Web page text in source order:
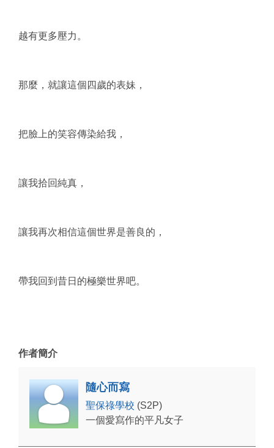
越有更多壓力。
那麼，就讓這個四歲的表妹，
把臉上的笑容傳染給我，
讓我拾回純真，
讓我再次相信這個世界是善良的，
帶我回到昔日的極樂世界吧。
作者簡介
隨心而寫
聖保祿學校 (S2P)
一個愛寫作的平凡女子